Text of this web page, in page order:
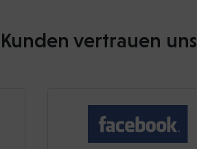
vertrauen uns